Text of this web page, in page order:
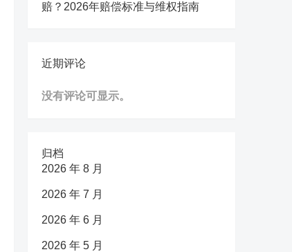
赔？2026年赔偿标准与维权指南
近期评论
没有评论可显示。
归档
2026 年 8 月
2026 年 7 月
2026 年 6 月
2026 年 5 月